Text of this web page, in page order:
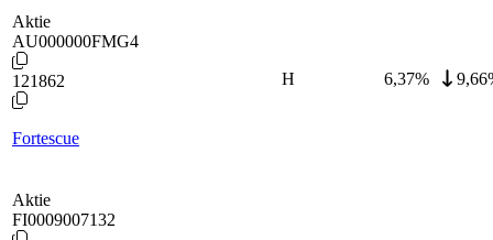
Aktie
AU000000FMG4
121862
Fortescue
H 6,37%
Aktie
FI0009007132